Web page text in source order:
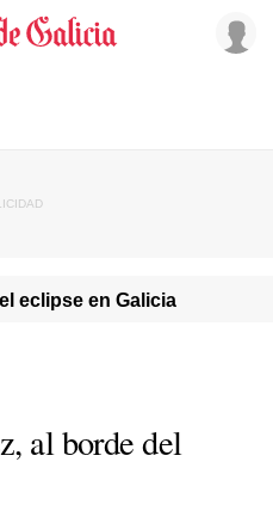
eclipse en Galicia
al borde del